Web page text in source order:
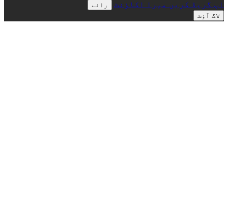
اپ گریڈ کریں میرا اکاؤنٹ
رائے
لاگ آؤٹ